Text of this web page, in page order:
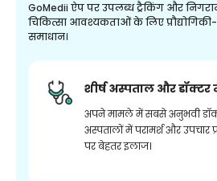
GoMedii ऐप पर उपलब्ध ट्रैकिंग और
चिकित्सा आवश्यकताओं के लिए
समाधान।
शीर्ष अस्पताल और डॉक्टर
अपने मामले में सबसे अनुभवी
अस्पतालों में परामर्श और उपचार
पर बेहतर इलाज।